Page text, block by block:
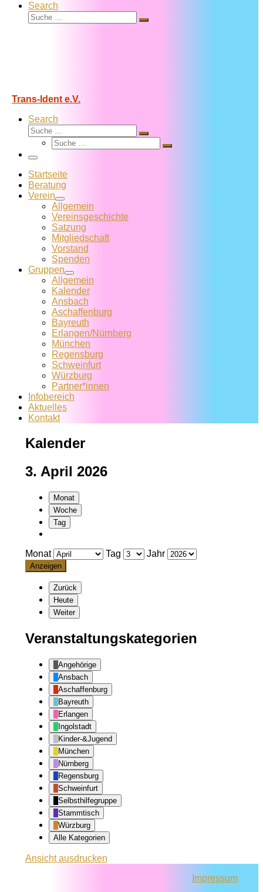
Search
Suche
Suche
Trans-Ident e.V.
Search
Suche
Suche
Suche
Suche
Menü
Startseite
Beratung
Verein
Allgemein
Vereins­geschichte
Satzung
Mitglied­schaft
Vorstand
Spenden
Gruppen
Allgemein
Kalender
Ansbach
Aschaffenburg
Bayreuth
Erlangen/Nürnberg
München
Regensburg
Schweinfurt
Würzburg
Partner*innen
Infobereich
Aktuelles
Kontakt
Kalender
3. April 2026
Monat
Woche
Tag
Monat Tag Jahr
Zurück
Heute
Weiter
Veranstaltungskategorien
Angehörige
Ansbach
Aschaffenburg
Bayreuth
Erlangen
Ingolstadt
Kinder-&Jugend
München
Nürnberg
Regensburg
Schweinfurt
Selbsthilfegruppe
Stammtisch
Würzburg
Alle Kategorien
Ansichtausdrucken
Impressum